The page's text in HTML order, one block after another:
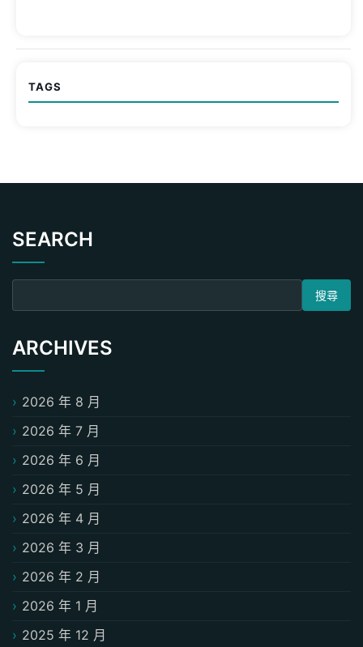
TAGS
SEARCH
搜尋關鍵字:
ARCHIVES
2026 年 8 月
2026 年 7 月
2026 年 6 月
2026 年 5 月
2026 年 4 月
2026 年 3 月
2026 年 2 月
2026 年 1 月
2025 年 12 月